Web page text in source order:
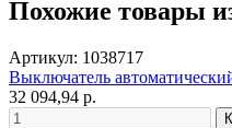
Похожие товары
Артикул: 1038717
Выключатель
32 094,94 р.